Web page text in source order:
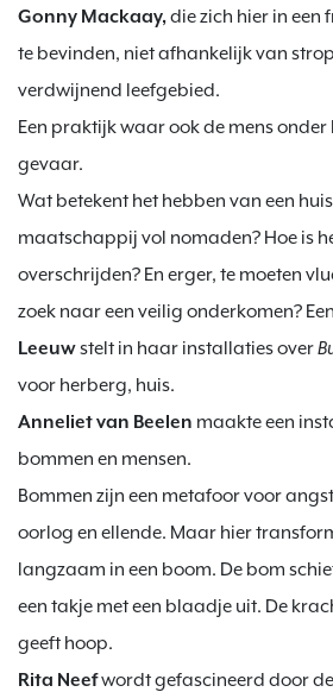
Gonny Mackaay, die zich hier in een
te bevinden, niet afhankelijk van
verdwijnend leefgebied.
Een praktijk waar ook de mens
gevaar.
Wat betekent het hebben van een
maatschappij vol nomaden? Hoe is
overschrijden? En erger, te moeten
zoek naar een veilig onderkomen?
Leeuw stelt in haar installaties over
Anneliet van Beelen maakte een
bommen en mensen.
Bommen zijn een metafoor voor
oorlog en ellende. Maar hier
langzaam in een boom. De bom
een takje met een blaadje uit. De
Rita Neef wordt gefascineerd door